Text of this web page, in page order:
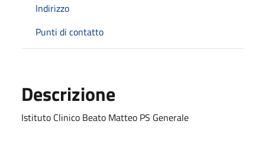
Indirizzo
Punti di contatto
Descrizione
Istituto Clinico Beato Matteo PS Generale